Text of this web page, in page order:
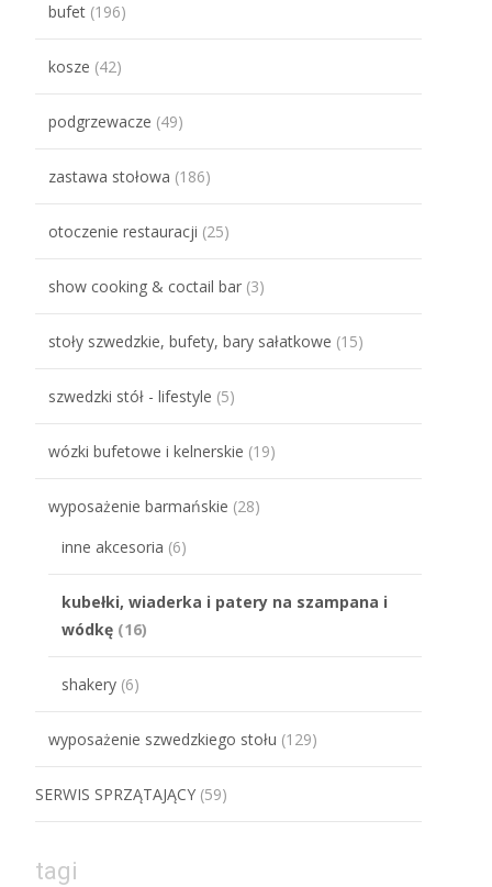
bufet (196)
kosze (42)
podgrzewacze (49)
zastawa stołowa (186)
otoczenie restauracji (25)
show cooking & coctail bar (3)
stoły szwedzkie, bufety, bary sałatkowe (15)
szwedzki stół - lifestyle (5)
wózki bufetowe i kelnerskie (19)
wyposażenie barmańskie (28)
inne akcesoria (6)
kubełki, wiaderka i patery na szampana i
wódkę (16)
shakery (6)
wyposażenie szwedzkiego stołu (129)
SERWIS SPRZĄTAJĄCY (59)
tagi